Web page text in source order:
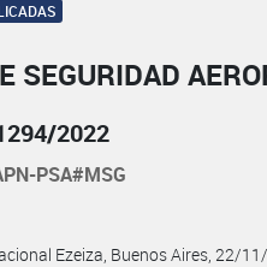
SEGURIDAD
2022
PSA#MSG
Ezeiza, Buenos Aires, 22/